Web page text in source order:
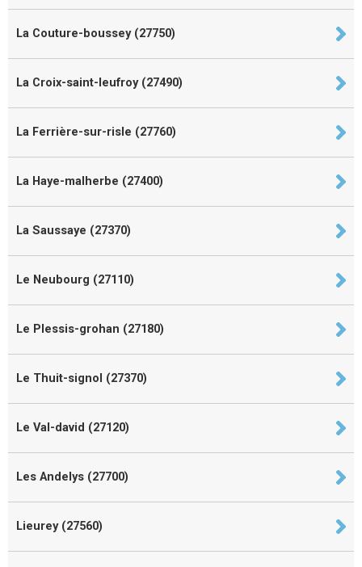
La Couture-boussey (27750)
La Croix-saint-leufroy (27490)
La Ferrière-sur-risle (27760)
La Haye-malherbe (27400)
La Saussaye (27370)
Le Neubourg (27110)
Le Plessis-grohan (27180)
Le Thuit-signol (27370)
Le Val-david (27120)
Les Andelys (27700)
Lieurey (27560)